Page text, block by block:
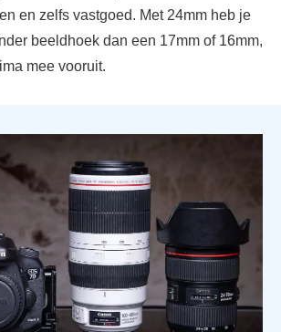
en zelfs vastgoed. Met 24mm heb je
beeldhoek dan een 17mm of 16mm,
mee vooruit.